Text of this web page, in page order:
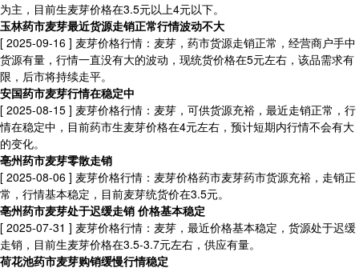
为主，目前生麦芽价格在3.5元以上4元以下。
玉林药市麦芽最近货源走销正常行情波动不大
[ 2025-09-16 ] 麦芽价格行情：麦芽，药市货源走销正常，经营商户手中
货源有量，行情一直没有大的波动，现统货价格在5元左右，该品需求有
限，后市将持续走平。
安国药市麦芽行情在稳定中
[ 2025-08-15 ] 麦芽价格行情：麦芽，可供货源充裕，最近走销正常，行
情在稳定中，目前药市生麦芽价格在4元左右，预计短期内行情不会有大
的变化。
亳州药市麦芽零散走销
[ 2025-08-06 ] 麦芽价格行情：麦芽价格药市麦芽药市货源充裕，走销正
常，行情基本稳定，目前麦芽统货价在3.5元。
亳州药市麦芽处于迟缓走销 价格基本稳定
[ 2025-07-31 ] 麦芽价格行情：麦芽，最近价格基本稳定，货源处于迟缓
走销，目前生麦芽价格在3.5-3.7元左右，供应有量。
荷花池药市麦芽购销缓慢行情稳定